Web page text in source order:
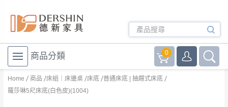
商品分類 0
Home 商品 床組｜床邊桌 床底 普通床底 | 抽屜式床底
羅莎琳5尺床底(白色皮)(1004)